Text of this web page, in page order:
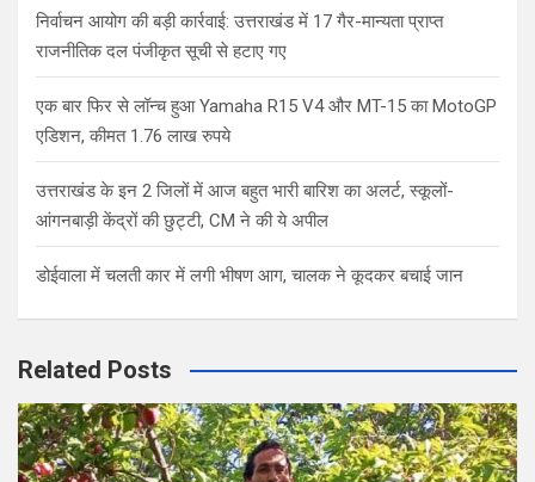
निर्वाचन आयोग की बड़ी कार्रवाई: उत्तराखंड में 17 गैर-मान्यता प्राप्त
राजनीतिक दल पंजीकृत सूची से हटाए गए
एक बार फिर से लॉन्च हुआ Yamaha R15 V4 और MT-15 का MotoGP
एडिशन, कीमत 1.76 लाख रुपये
उत्तराखंड के इन 2 जिलों में आज बहुत भारी बारिश का अलर्ट, स्कूलों-
आंगनबाड़ी केंद्रों की छुट्टी, CM ने की ये अपील
डोईवाला में चलती कार में लगी भीषण आग, चालक ने कूदकर बचाई जान
Related Posts